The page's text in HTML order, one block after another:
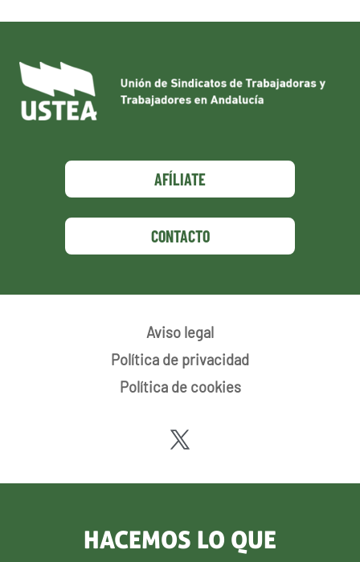
AFÍLIATE
CONTACTO
Aviso legal
Política de privacidad
Política de cookies
HACEMOS LO QUE